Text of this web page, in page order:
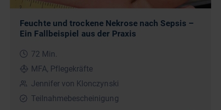
Feuchte und trockene Nekrose nach Sepsis –
Ein Fallbeispiel aus der Praxis
72 Min.
MFA, Pflegekräfte
Jennifer von Klonczynski
Teilnahmebescheinigung